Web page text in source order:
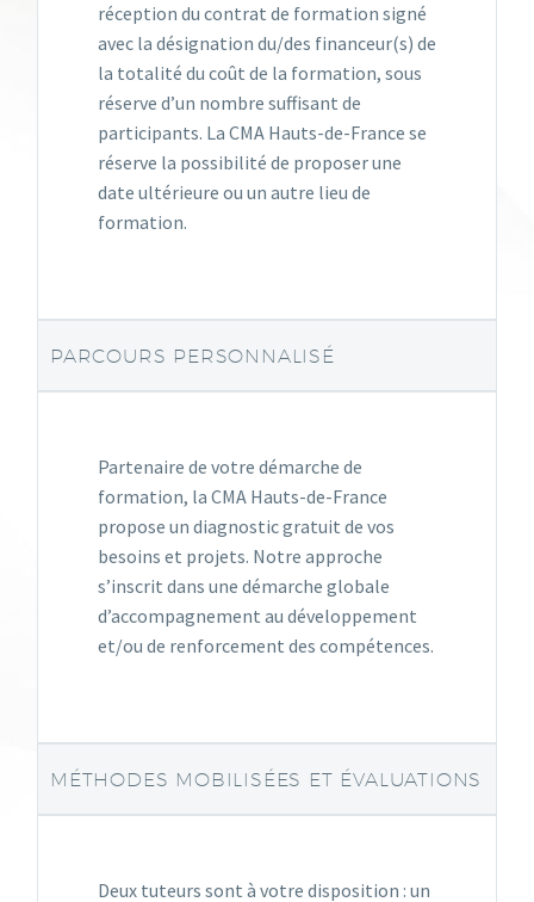
réception du contrat de formation signé
avec la désignation du/des financeur(s) de
la totalité du coût de la formation, sous
réserve d’un nombre suffisant de
participants. La CMA Hauts-de-France se
réserve la possibilité de proposer une
date ultérieure ou un autre lieu de
formation.
PARCOURS PERSONNALISÉ
Partenaire de votre démarche de
formation, la CMA Hauts-de-France
propose un diagnostic gratuit de vos
besoins et projets. Notre approche
s’inscrit dans une démarche globale
d’accompagnement au développement
et/ou de renforcement des compétences.
MÉTHODES MOBILISÉES ET ÉVALUATIONS
Deux tuteurs sont à votre disposition : un